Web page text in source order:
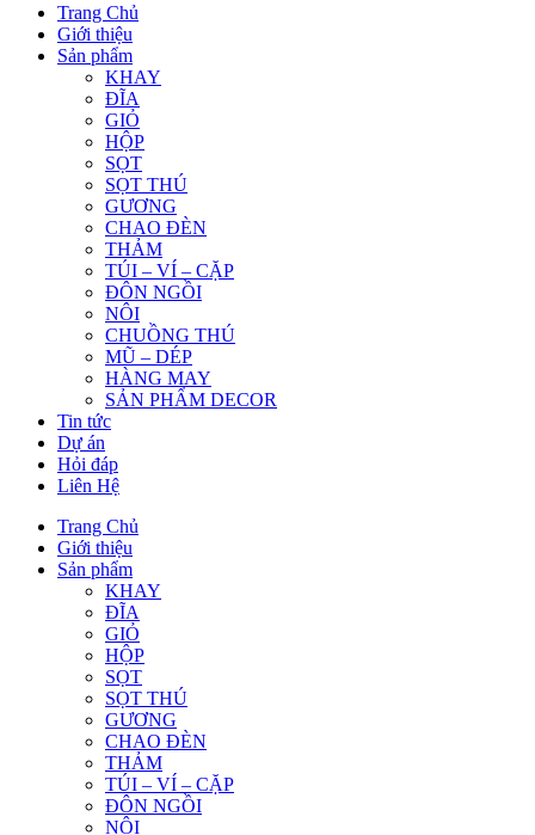
Trang Chủ
Giới thiệu
Sản phẩm
KHAY
ĐĨA
GIỎ
HỘP
SỌT
SỌT THÚ
GƯƠNG
CHAO ĐÈN
THẢM
TÚI – VÍ – CẶP
ĐÔN NGỒI
NÔI
CHUỒNG THÚ
MŨ – DÉP
HÀNG MAY
SẢN PHẨM DECOR
Tin tức
Dự án
Hỏi đáp
Liên Hệ
Trang Chủ
Giới thiệu
Sản phẩm
KHAY
ĐĨA
GIỎ
HỘP
SỌT
SỌT THÚ
GƯƠNG
CHAO ĐÈN
THẢM
TÚI – VÍ – CẶP
ĐÔN NGỒI
NÔI